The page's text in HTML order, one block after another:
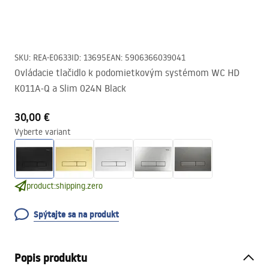
SKU: REA-E0633ID: 13695EAN: 5906366039041
Ovládacie tlačidlo k podomietkovým systémom WC HD
K011A-Q a Slim 024N Black
30,00 €
Vyberte variant
product:shipping.zero
Spýtajte sa na produkt
Popis produktu